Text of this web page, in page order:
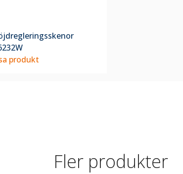
produkt
Fler produkter